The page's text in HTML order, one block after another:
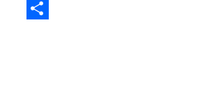
Twitter